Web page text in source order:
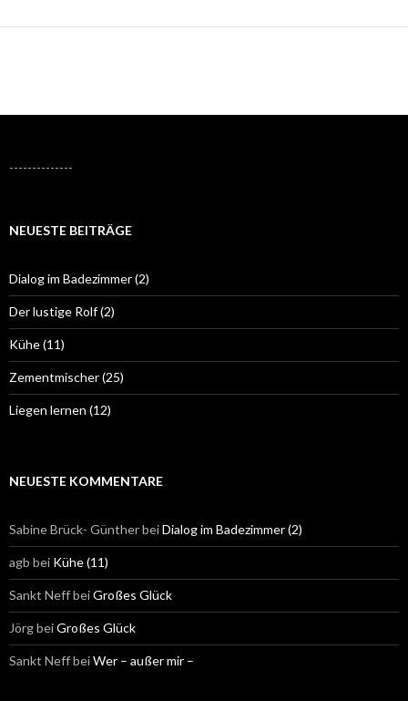
--------------
NEUESTE BEITRÄGE
Dialog im Badezimmer (2)
Der lustige Rolf (2)
Kühe (11)
Zementmischer (25)
Liegen lernen (12)
NEUESTE KOMMENTARE
Sabine Brück- GüntherbeiDialog im Badezimmer (2)
agb bei Kühe (11)
Sankt NeffbeiGroßes Glück
JörgbeiGroßes Glück
Sankt NeffbeiWer – außer mir –